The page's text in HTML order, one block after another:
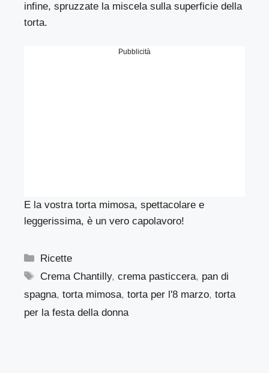
infine, spruzzate la miscela sulla superficie della
torta.
Pubblicità
E la vostra torta mimosa, spettacolare e
leggerissima, è un vero capolavoro!
Categorie
Ricette
Tag
Crema Chantilly,crema pasticcera, pan di
spagna, torta mimosa, torta per l'8 marzo, torta
per la festa della donna